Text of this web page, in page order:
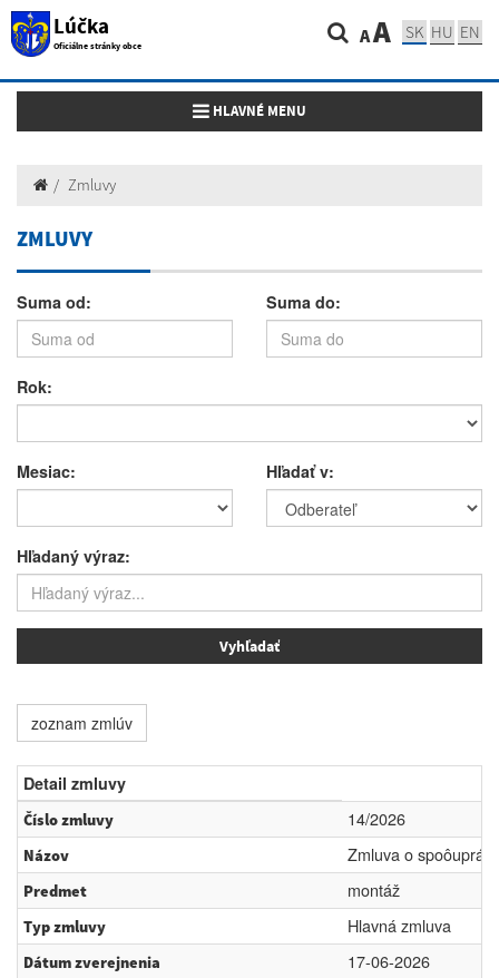
Lúčka
Oficiálne stránky obce AA SK HU EN
Toggle navigation
HLAVNÉ MENU
Zmluvy
ZMLUVY
Suma od: Suma do:
Rok:
Mesiac: Hľadať v:
Hľadaný výraz:
zoznam zmlúv
Detail zmluvy
Číslo zmluvy 14/2026
Názov Zmluva o
Predmet montáž
Typ zmluvy Hlavná zmluva
Dátum zverejnenia 17-06-2026